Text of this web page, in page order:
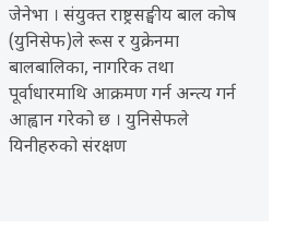
जेनेभा । संयुक्त राष्ट्रसङ्घीय बाल कोष
(युनिसेफ)ले रूस र युक्रेनमा
बालबालिका, नागरिक तथा
पूर्वाधारमाथि आक्रमण गर्न अन्त्य गर्न
आह्वान गरेको छ । युनिसेफले
यिनीहरुको संरक्षण